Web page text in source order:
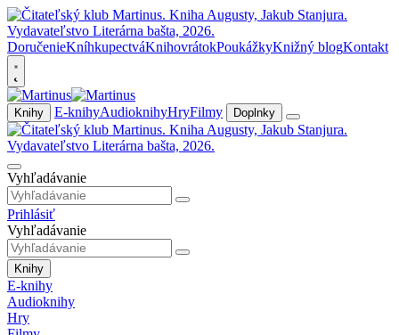
DoručenieKníhkupectváKnihovrátokPoukážkyKnižný blogKontakt
Knihy E-knihyAudioknihyHryFilmy Doplnky
Vyhľadávanie
Prihlásiť
Vyhľadávanie
Knihy
E-knihy
Audioknihy
Hry